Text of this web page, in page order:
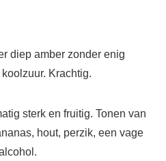
diep amber zonder enig
Krachtig.
sterk en fruitig. Tonen van
hout, perzik, een vage